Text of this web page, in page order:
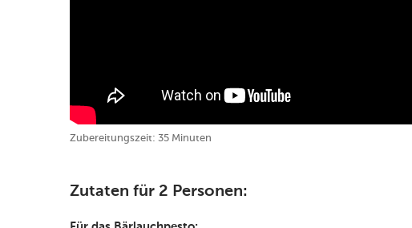
Zubereitungszeit: 35 Minuten
Zutaten für 2 Personen: